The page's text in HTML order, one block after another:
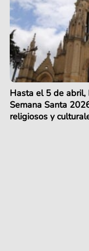
Hasta el 5 de
Semana Santa
religiosos y